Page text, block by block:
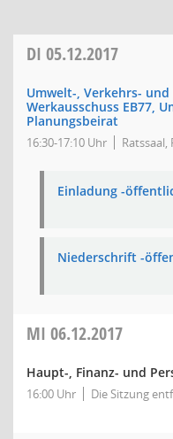
DI 05.12.2017
Umwelt-, Verkehrs-
Werkausschuss EB77,
Planungsbeirat
16:30-17:10 Uhr Ratssaal,
Einladung -
Niederschrift -
MI 06.12.2017
Haupt-, Finanz- und
16:00 Uhr Die Sitzung